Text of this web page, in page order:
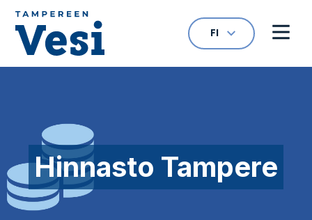
Siirry sisältöön
Siirry etusivulle
VALITTU KIELI:
FI
Avaa
Hinnasto Tampere